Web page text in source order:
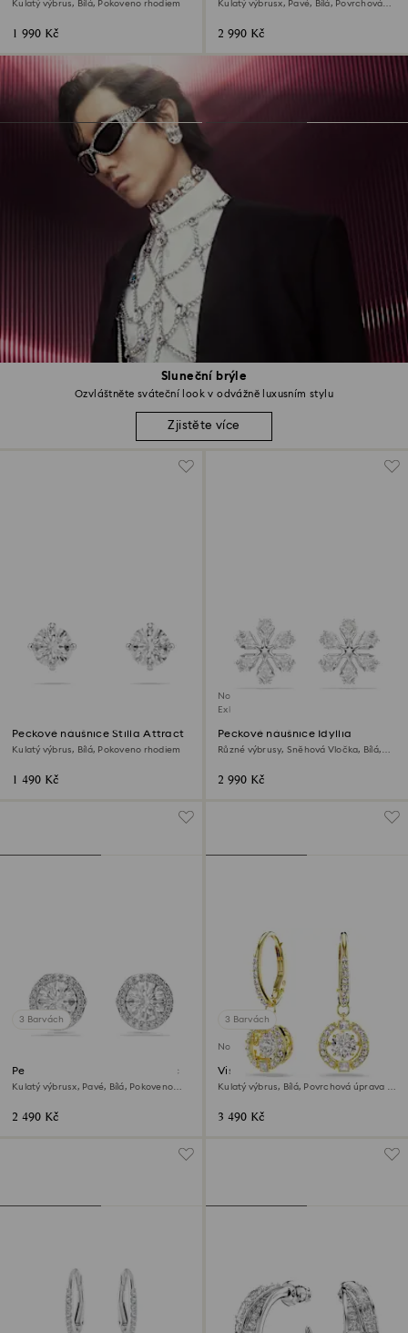
Sluneční brýle
Ozvláštněte sváteční look v odvážně luxusním stylu
Zjistěte více
Kulatý výbrus, Bílá, Pokoveno rhodiem
1 990 Kč
Kulatý výbrusx, Pavé, Bílá, Povrchová
2 990 Kč
Peckové náušnice Stilla Attract
Kulatý výbrus, Bílá, Pokoveno rhodiem
1 490 Kč
Novinka
Exkluzivně on-line
Peckové náušnice Idyllia
Různé výbrusy, Sněhová Vločka, Bílá,
2 990 Kč
3 Barvách
Peckové náušnice Una Angelic
Kulatý výbrusx, Pavé, Bílá, Pokoveno
2 490 Kč
3 Barvách
Novinka
Visací náušnice Una Angelic
Kulatý výbrus, Bílá, Povrchová úprava z
3 490 Kč